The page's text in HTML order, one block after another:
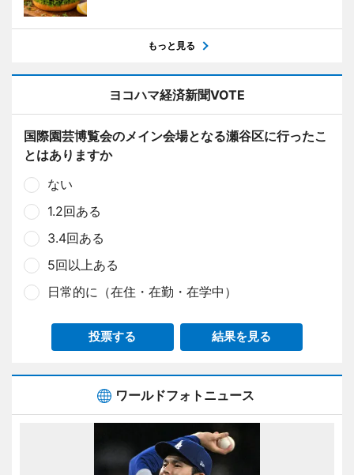
もっと見る
ヨコハマ経済新聞VOTE
国際園芸博覧会のメイン会場となる瀬谷区に行ったこ
とはありますか
ない
1.2回ある
3.4回ある
5回以上ある
日常的に（在住・在勤・在学中）
投票する 結果を見る
ワールドフォトニュース